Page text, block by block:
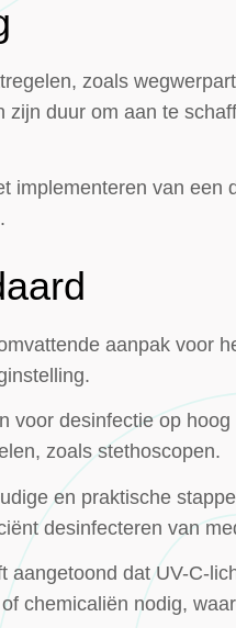
zoals
zijn duur om aan te
implementeren van
aanpak voor
voor desinfectie op
zoals stethoscopen.
en praktische
desinfecteren van
aangetoond dat UV-C-
chemicaliën nodig,